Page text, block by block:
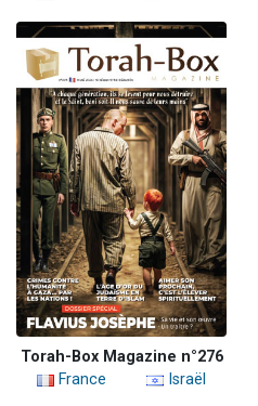
Torah-Box Magazine n°276
France
Israël